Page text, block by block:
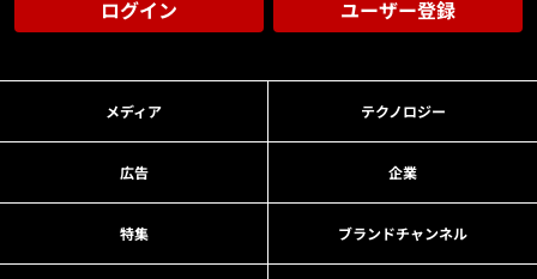
ログイン ユーザー登録
メディア テクノロジー
広告 企業
特集 ブランドチャンネル